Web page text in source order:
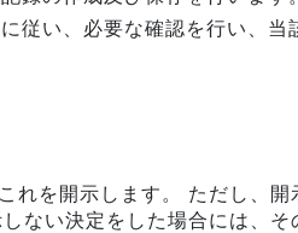
従い、必要な確認を行い、当
れを開示します。 ただし、開
ない決定をした場合には、そ